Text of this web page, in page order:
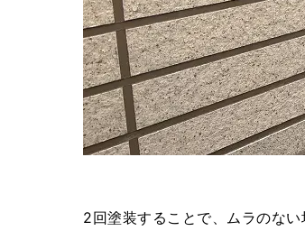
2回塗装することで、ムラのない